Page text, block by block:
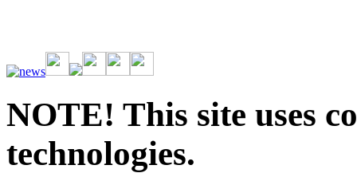
Vive la emoción de apostar con una gran variedad de juegos y
rápidas. Regístrate ahora y comienza a ganar.
NOTE! This site uses
technologies.